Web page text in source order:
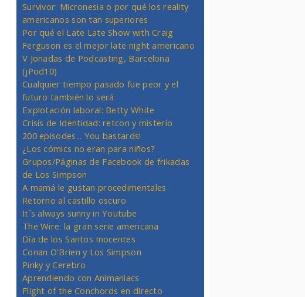
Survivor: Micronesia o por qué los reality
americanos son tan superiores
Por qué el Late Late Show with Craig
Ferguson es el mejor late night americano
V Jonadas de Podcasting, Barcelona
(jPod10)
Cualquier tiempo pasado fue peor y el
futuro también lo será
Explotación laboral: Betty White
Crisis de Identidad: retcon y misterio
200 episodes... You bastards!
¿Los cómics no eran para niños?
Grupos/Páginas de Facebook de frikadas
de Los Simpson
A mamá le gustan procedimentales
Retorno al castillo oscuro
It´s always sunny in Youtube
The Wire: la gran serie americana
Día de los Santos Inocentes
Conan O'Brien y Los Simpson
Pinky y Cerebro
Aprendiendo con Animaniacs
Flight of the Conchords en directo